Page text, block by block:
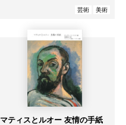
芸術 美術
マティスとルオー 友情の手紙